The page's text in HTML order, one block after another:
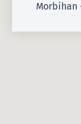
Morbihan